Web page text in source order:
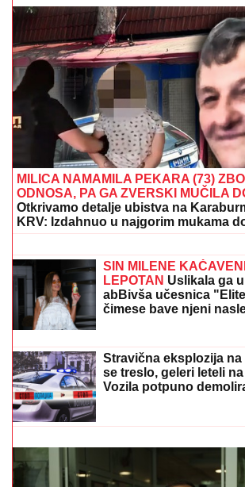
"EKSPLOZIJA" NA MESECU KAO TRI
Komad Maskove rakete "Falkon 9"
površinu, između kratera Bel i Ajnštajn
(VIDEO) DRAGAN
GROCKOJ NAKON
JOVANOM JEREMIĆ
izgleda, mlađa devojka
(FOTO, VIDEO) OVO
OSUMNJIČEN ZA
MAJKE NA NOVOM
Policija ga izvela bosog,
nogu sa lisicama na